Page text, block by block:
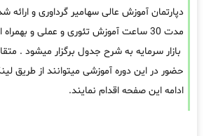
دپارتمان آموزش عالی سهامیر گرداوری و
مدت 30 ساعت آموزش تئوری و عملی و بهمراه ارائه
بازار سرمایه به شرح جدول برگزار میشود .
حضور در این دوره آموزشی میتوانند از طریق
ادامه این صفحه اقدام نمایند.